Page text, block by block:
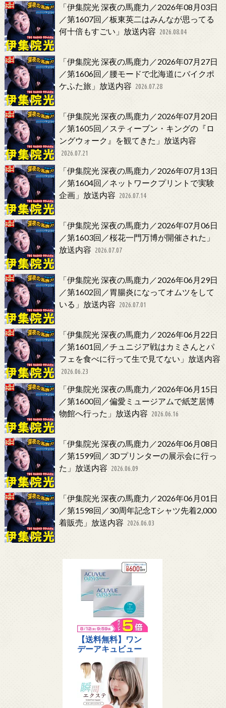
「伊集院光 深夜の馬鹿力／2026年08月03日
／第1607回／板東英二はみんなが思ってる
何十倍もすごい」放送内容 2026.08.04
「伊集院光 深夜の馬鹿力／2026年07月27日
／第1606回／腰モードで北海道にバイクポ
ケふた旅」放送内容 2026.07.28
「伊集院光 深夜の馬鹿力／2026年07月20日
／第1605回／スティーブン・キングの『ロ
ングウォーク』を観てきた」放送内容
2026.07.21
「伊集院光 深夜の馬鹿力／2026年07月13日
／第1604回／ネットワークプリントで実験
企画」放送内容 2026.07.14
「伊集院光 深夜の馬鹿力／2026年07月06日
／第1603回／桜花一門万博が開催された」
放送内容 2026.07.07
「伊集院光 深夜の馬鹿力／2026年06月29日
／第1602回／胃腸炎になってオムツをして
いる」放送内容 2026.07.01
「伊集院光 深夜の馬鹿力／2026年06月22日
／第1601回／チュニジア戦はカミさんとパ
フェを食べに行って生で見てない」放送内容
2026.06.23
「伊集院光 深夜の馬鹿力／2026年06月15日
／第1600回／偏愛ミュージアムで紙芝居博
物館へ行った」放送内容 2026.06.16
「伊集院光 深夜の馬鹿力／2026年06月08日
／第1599回／3Dプリンターの展示会に行っ
た」放送内容 2026.06.09
「伊集院光 深夜の馬鹿力／2026年06月01日
／第1598回／30周年記念Tシャツ先着2,000
着販売」放送内容 2026.06.03